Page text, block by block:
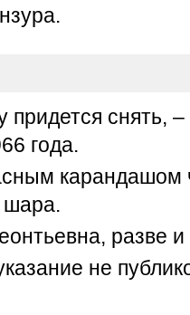
придется снять,
года.
шара.
разве и
не